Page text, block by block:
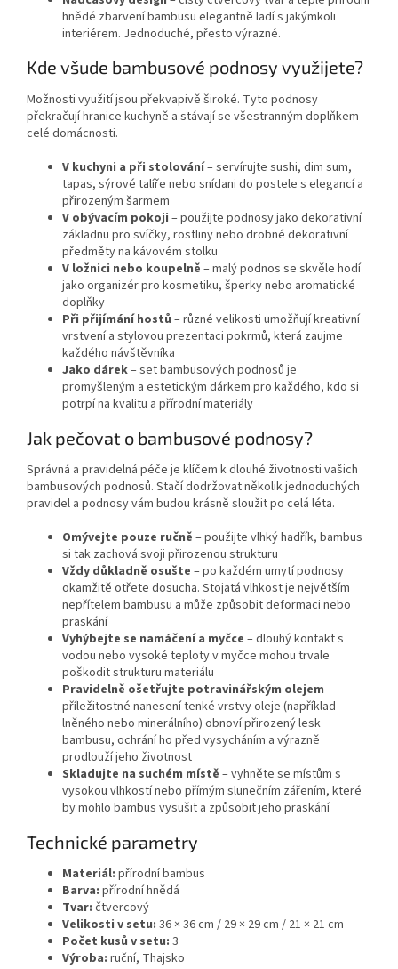
hnědé zbarvení bambusu elegantně ladí s jakýmkoli
interiérem. Jednoduché, přesto výrazné.
Kde všude bambusové podnosy využijete?
Možnosti využití jsou překvapivě široké. Tyto podnosy
překračují hranice kuchyně a stávají se všestranným doplňkem
celé domácnosti.
V kuchyni a při stolování– servírujte sushi, dim sum,
tapas, sýrové talíře nebo snídani do postele s elegancí a
přirozeným šarmem
V obývacím pokoji – použijte podnosy jako dekorativní
základnu pro svíčky, rostliny nebo drobné dekorativní
předměty na kávovém stolku
V ložnici nebo koupelně – malý podnos se skvěle hodí
jako organizér pro kosmetiku, šperky nebo aromatické
doplňky
Při přijímání hostů – různé velikosti umožňují kreativní
vrstvení a stylovou prezentaci pokrmů, která zaujme
každého návštěvníka
Jako dárek– set bambusových podnosů je
promyšleným a estetickým dárkem pro každého, kdo si
potrpí na kvalitu a přírodní materiály
Jak pečovat o bambusové podnosy?
Správná a pravidelná péče je klíčem k dlouhé životnosti vašich
bambusových podnosů. Stačí dodržovat několik jednoduchých
pravidel a podnosy vám budou krásně sloužit po celá léta.
Omývejte pouze ručně – použijte vlhký hadřík, bambus
si tak zachová svoji přirozenou strukturu
Vždy důkladně osušte – po každém umytí podnosy
okamžitě otřete dosucha. Stojatá vlhkost je největším
nepřítelem bambusu a může způsobit deformaci nebo
praskání
Vyhýbejte se namáčení a myčce – dlouhý kontakt s
vodou nebo vysoké teploty v myčce mohou trvale
poškodit strukturu materiálu
Pravidelně ošetřujte potravinářským olejem –
příležitostné nanesení tenké vrstvy oleje (například
lněného nebo minerálního) obnoví přirozený lesk
bambusu, ochrání ho před vysycháním a výrazně
prodlouží jeho životnost
Skladujte na suchém místě – vyhněte se místům s
vysokou vlhkostí nebo přímým slunečním zářením, které
by mohlo bambus vysušit a způsobit jeho praskání
Technické parametry
Materiál: přírodní bambus
Barva: přírodní hnědá
Tvar: čtvercový
Velikosti v setu: 36 × 36 cm / 29 × 29 cm / 21 × 21 cm
Počet kusů v setu: 3
Výroba: ruční, Thajsko